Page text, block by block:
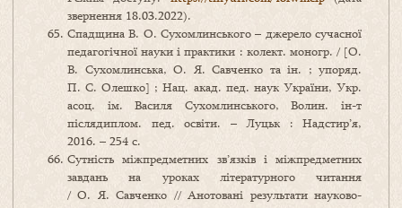
звернення 18.03.2022).
Спадщина В. О. Сухомлинського – джерело сучасної
педагогічної науки і практики : колект. моногр. / [О.
В. Сухомлинська, О. Я. Савченко та ін. ; упоряд.
П. С. Олешко] ; Нац. акад. пед. наук України, Укр.
асоц. ім. Василя Сухомлинського, Волин. ін-т
післядиплом. пед. освіти. – Луцьк : Надстир’я,
2016. – 254 с.
Сутність міжпредметних зв’язків і міжпредметних
завдань на уроках літературного читання
/ О. Я. Савченко // Анотовані результати науково-